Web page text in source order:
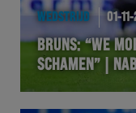
EXCHER
WEDSTRIJD 01-
BRUNS: “WE
SCHAMEN” |